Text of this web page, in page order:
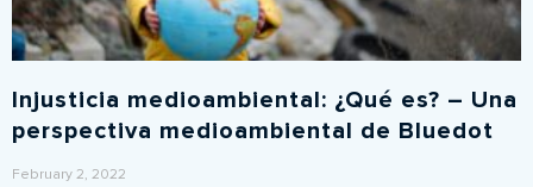
Injusticia medioambiental: ¿Qué es? – Una
perspectiva medioambiental de Bluedot
February 2, 2022